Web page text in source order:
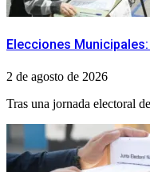
Elecciones
2 de agosto de 2026
Tras una jornada electoral